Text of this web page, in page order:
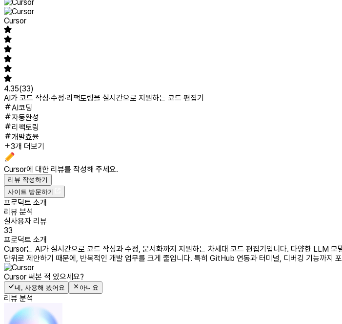
Cursor
4.35(33)
AI가 코드 작성·수정·리팩토링을 실시간으로 지원하는 코드 편집기
AI코딩
자동완성
리팩토링
개발효율
3개 더보기
Cursor에 대한 리뷰를 작성해 주세요.
리뷰 작성하기
사이트 방문하기
프로덕트 소개
리뷰 분석
실사용자 리뷰
33
프로덕트 소개
Cursor는 AI가 실시간으로 코드 작성과 수정, 문서화까지 지원하는 차세대 코드 편집기입니다. 다양한 LLM
단위로 제안하기 때문에, 반복적인 개발 업무를 크게 줄입니다. 특히 GitHub 연동과 터미널, 디버깅 기능까지
Cursor 써본 적 있으세요?
네, 사용해 봤어요 아니요
리뷰 분석